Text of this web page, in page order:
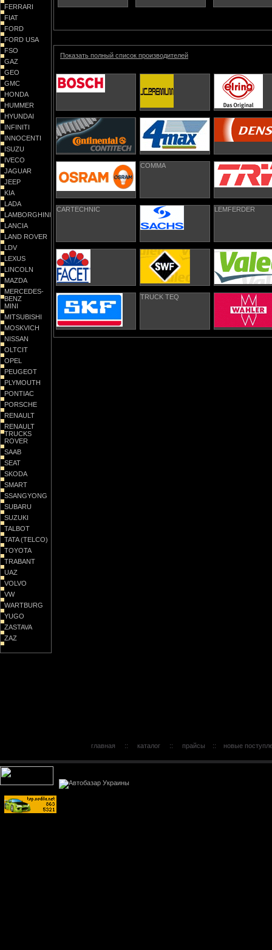
FERRARI
FIAT
FORD
FORD USA
FSO
GAZ
GEO
GMC
HONDA
HUMMER
HYUNDAI
INFINITI
INNOCENTI
ISUZU
IVECO
JAGUAR
JEEP
KIA
LADA
LAMBORGHINI
LANCIA
LAND ROVER
LDV
LEXUS
LINCOLN
MAZDA
MERCEDES-
BENZ
MINI
MITSUBISHI
MOSKVICH
NISSAN
OLTCIT
OPEL
PEUGEOT
PLYMOUTH
PONTIAC
PORSCHE
RENAULT
RENAULT
TRUCKS
ROVER
SAAB
SEAT
SKODA
SMART
SSANGYONG
SUBARU
SUZUKI
TALBOT
TATA (TELCO)
TOYOTA
TRABANT
UAZ
VOLVO
VW
WARTBURG
YUGO
ZASTAVA
ZAZ
Показать полный список производителей
COMMA
CARTECHNIC LEMFERDER
TRUCK TEQ
главная :: каталог :: прайсы :: новые